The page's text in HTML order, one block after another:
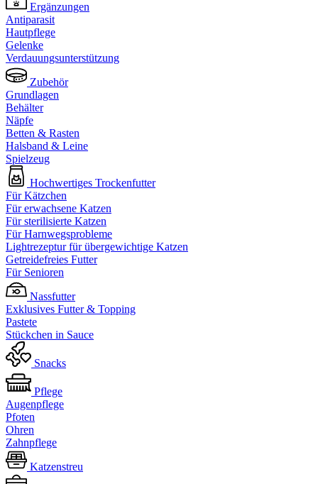
Ergänzungen
Antiparasit
Hautpflege
Gelenke
Verdauungsunterstützung
Zubehör
Grundlagen
Behälter
Näpfe
Betten & Rasten
Halsband & Leine
Spielzeug
Hochwertiges Trockenfutter
Für Kätzchen
Für erwachsene Katzen
Für sterilisierte Katzen
Für Harnwegsprobleme
Lightrezeptur für übergewichtige Katzen
Getreidefreies Futter
Für Senioren
Nassfutter
Exklusives Futter & Topping
Pastete
Stückchen in Sauce
Snacks
Pflege
Augenpflege
Pfoten
Ohren
Zahnpflege
Katzenstreu